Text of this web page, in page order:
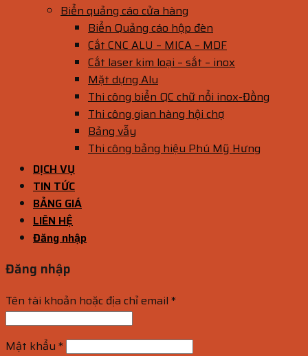
Biển quảng cáo cửa hàng
Biển Quảng cáo hộp đèn
Cắt CNC ALU – MICA – MDF
Cắt laser kim loại – sắt – inox
Mặt dựng Alu
Thi công biển QC chữ nổi inox-Đồng
Thi công gian hàng hội chợ
Bảng vẫy
Thi công bảng hiệu Phú Mỹ Hưng
DỊCH VỤ
TIN TỨC
BẢNG GIÁ
LIÊN HỆ
Đăng nhập
Đăng nhập
Tên tài khoản hoặc địa chỉ email *
Mật khẩu *